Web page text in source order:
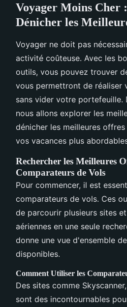
Voyager Moins Cher
Dénicher les
Voyager ne doit pas
activité coûteuse. Avec les
outils, vous pouvez trouver
vous permettront de réaliser
sans vider votre portefeuille.
nous allons explorer les
dénicher les meilleures
vos vacances plus
Rechercher les Meilleures
Comparateurs de Vols
Pour commencer, il est
comparateurs de vols. Ces
de parcourir plusieurs sites
aériennes en une seule
donne une vue d'ensemble
disponibles.
Comment Utiliser les
Des sites comme
sont des incontournables